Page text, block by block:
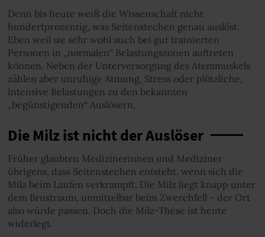
Denn bis heute weiß die Wissenschaft nicht
hundertprozentig, was Seitenstechen genau auslöst.
Eben weil sie sehr wohl auch bei gut trainierten
Personen in „normalen“ Belastungszonen auftreten
können. Neben der Unterversorgung des Atemmuskels
zählen aber unruhige Atmung, Stress oder plötzliche,
intensive Belastungen zu den bekannten
„begünstigenden“ Auslösern,
Die Milz ist nicht der Auslöser
Früher glaubten Medizinerinnen und Mediziner
übrigens, dass Seitenstechen entsteht, wenn sich die
Milz beim Laufen verkrampft. Die Milz liegt knapp unter
dem Brustraum, unmittelbar beim Zwerchfell – der Ort
also würde passen. Doch die Milz-These ist heute
widerlegt.